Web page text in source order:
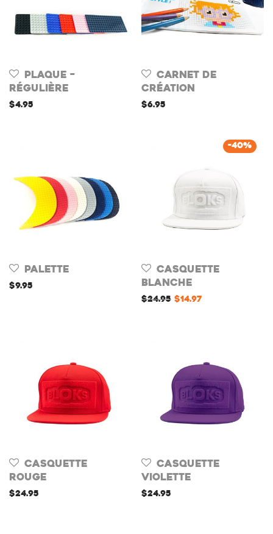
Plaque –
Régulière
$4.95
Carnet de
création
$6.95
Palette
$9.95
-40%
Casquette
Blanche
$24.95 $14.97
Casquette
Rouge
$24.95
Casquette
Violette
$24.95